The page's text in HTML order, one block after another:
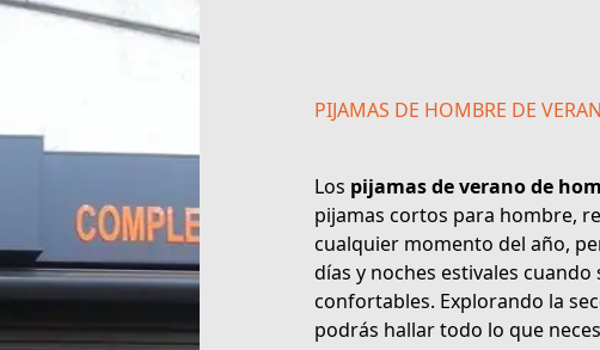
PIJAMAS DE HOMBRE DE
Los pijamas de verano de
pijamas cortos para hombre,
cualquier momento del año,
días y noches estivales
confortables. Explorando la
podrás hallar todo lo que